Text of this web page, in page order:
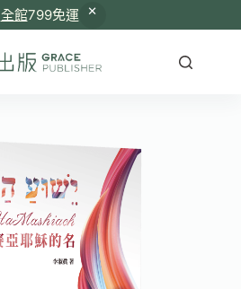
全館799免運